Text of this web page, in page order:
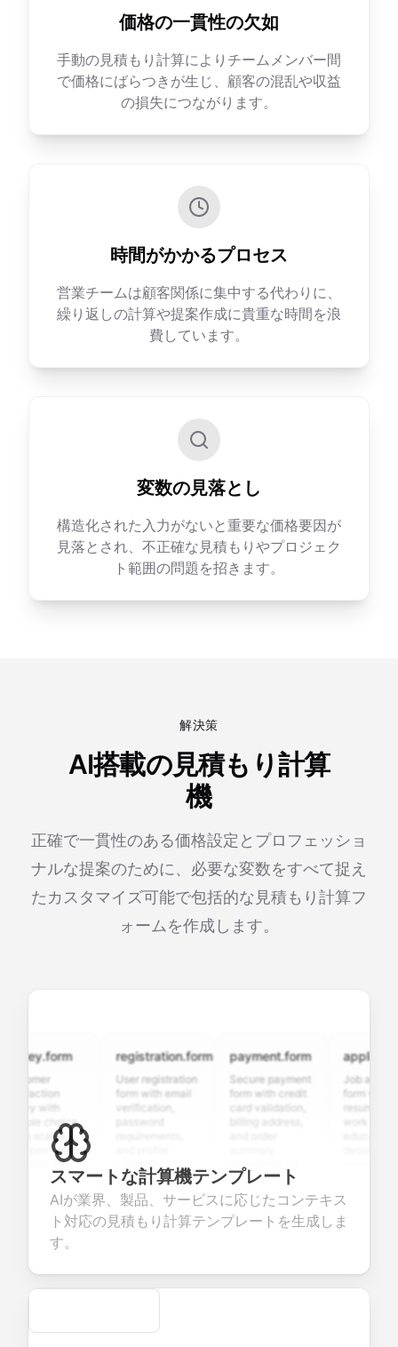
価格の一貫性の欠如
手動の見積もり計算によりチームメンバー間
で価格にばらつきが生じ、顧客の混乱や収益
の損失につながります。
時間がかかるプロセス
営業チームは顧客関係に集中する代わりに、
繰り返しの計算や提案作成に貴重な時間を浪
費しています。
変数の見落とし
構造化された入力がないと重要な価格要因が
見落とされ、不正確な見積もりやプロジェク
ト範囲の問題を招きます。
解決策
AI搭載の見積もり計算
機
正確で一貫性のある価格設定とプロフェッショ
ナルな提案のために、必要な変数をすべて捉え
たカスタマイズ可能で包括的な見積もり計算フ
ォームを作成します。
with
ended
valuable
about
products or
registration.form
User registration
form with email
verification,
information
fields for
seamless
account
creation.
payment.form
Secure payment
form with credit
card validation,
integration for
smooth e-
commerce
transactions.
Job application
form with
resume upload,
questions for
efficient
candidate
スマートな計算機テンプレート
AIが業界、製品、サービスに応じたコンテキス
ト対応の見積もり計算テンプレートを生成しま
す。
Secure